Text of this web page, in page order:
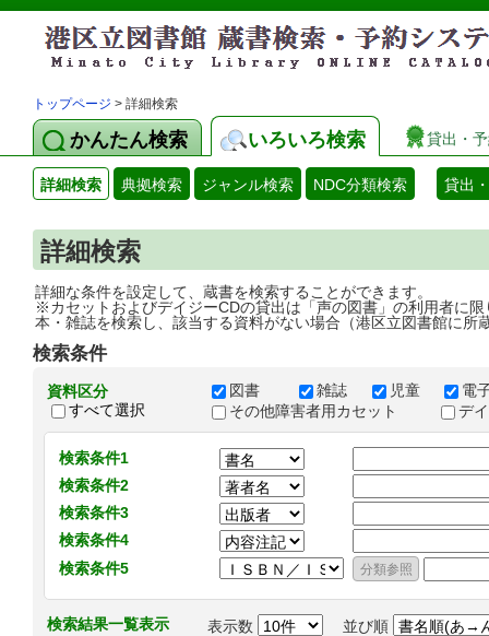
トップページ > 詳細検索
かんたん検索 いろいろ検索 貸出・
詳細検索 典拠検索 ジャンル検索 NDC分類検索 貸出
詳細検索
詳細な条件を設定して、蔵書を検索することができます。
※カセットおよびデイジーCDの貸出は「声の図書」の利用者に限
本・雑誌を検索し、該当する資料がない場合（港区立図書館に所
検索条件
資料区分
すべて選択
図書 雑誌 児童
電
その他障害者用カセット
デ
検索条件1
検索条件2
検索条件3
検索条件4
検索条件5
検索結果一覧表示 表示数 並び順